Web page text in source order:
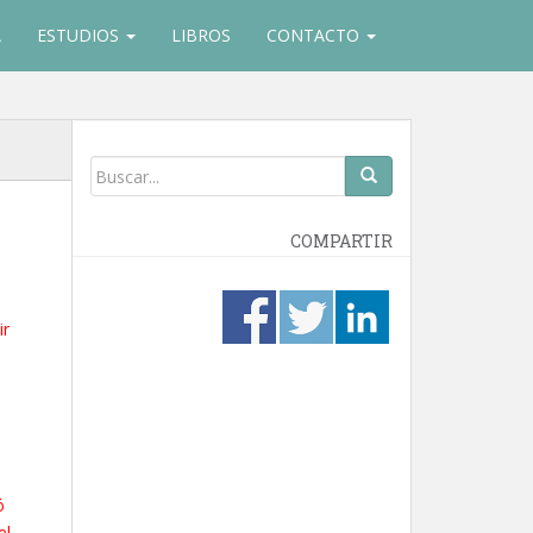
ESTUDIOS LIBROS CONTACTO
COMPARTIR